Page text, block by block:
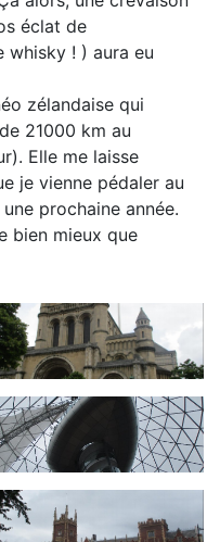
éclat de
whisky ! ) aura eu
zélandaise qui
21000 km au
Elle me laisse
je vienne pédaler au
prochaine année.
bien mieux que